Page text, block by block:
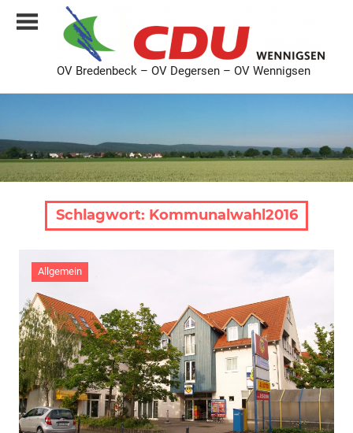
Inhalt
CDU
Bredenbeck
Degersen
Wennigsen
OV Bredenbeck – OV Degersen – OV Wennigsen
Schlagwort: Kommunalwahl2016
Allgemein